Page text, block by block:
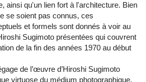
ainsi qu'un lien fort à l'architecture. Bien
se soient pas connus, ces
et formels sont donnés à voir au
Sugimoto présentées qui couvrent
de la fin des années 1970 au début
de l’œuvre d’Hiroshi Sugimoto
virtuose du médium photographique,